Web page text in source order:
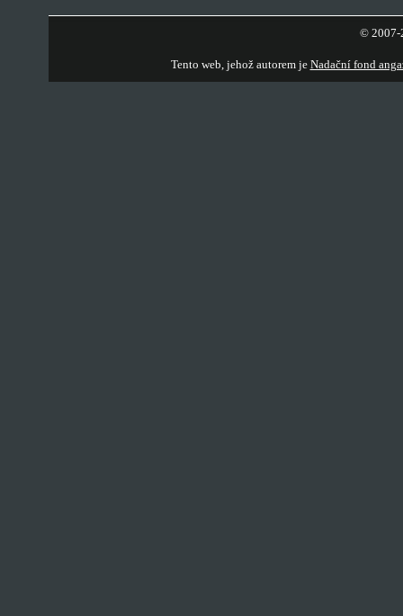
© 2007-
Tento web, jehož autorem je Nadační fond